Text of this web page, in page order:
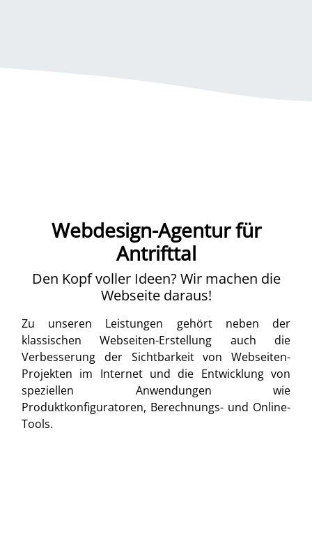
Webdesign-Agentur für
Antrifttal
Den Kopf voller Ideen? Wir machen die
Webseite daraus!
Zu unseren Leistungen gehört neben der
klassischen Webseiten-Erstellung auch die
Verbesserung der Sichtbarkeit von Webseiten-
Projekten im Internet und die Entwicklung von
speziellen Anwendungen wie
Produktkonfiguratoren, Berechnungs- und Online-
Tools.